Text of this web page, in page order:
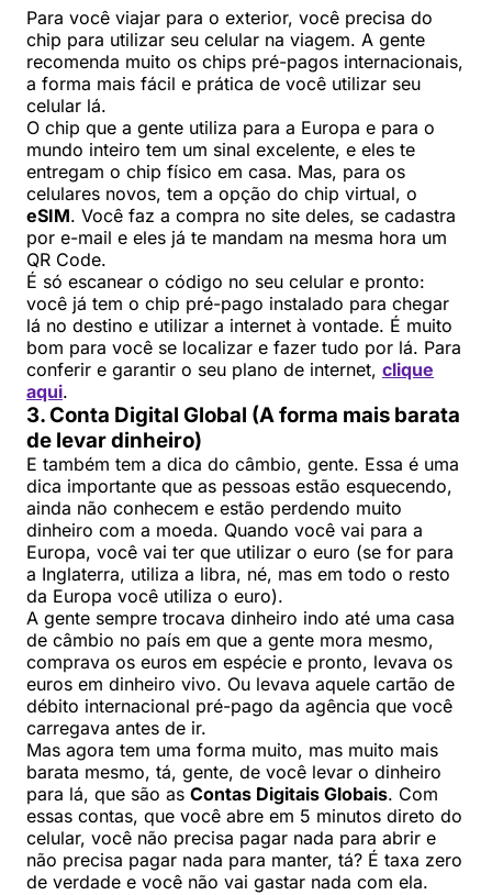
Para você viajar para o exterior, você precisa do
chip para utilizar seu celular na viagem. A gente
recomenda muito os chips pré-pagos internacionais,
a forma mais fácil e prática de você utilizar seu
celular lá.
O chip que a gente utiliza para a Europa e para o
mundo inteiro tem um sinal excelente, e eles te
entregam o chip físico em casa. Mas, para os
celulares novos, tem a opção do chip virtual, o
eSIM. Você faz a compra no site deles, se cadastra
por e-mail e eles já te mandam na mesma hora um
QR Code.
É só escanear o código no seu celular e pronto:
você já tem o chip pré-pago instalado para chegar
lá no destino e utilizar a internet à vontade. É muito
bom para você se localizar e fazer tudo por lá. Para
conferir e garantir o seu plano de internet, clique
aqui.
3. Conta Digital Global (A forma mais barata
de levar dinheiro)
E também tem a dica do câmbio, gente. Essa é uma
dica importante que as pessoas estão esquecendo,
ainda não conhecem e estão perdendo muito
dinheiro com a moeda. Quando você vai para a
Europa, você vai ter que utilizar o euro (se for para
a Inglaterra, utiliza a libra, né, mas em todo o resto
da Europa você utiliza o euro).
A gente sempre trocava dinheiro indo até uma casa
de câmbio no país em que a gente mora mesmo,
comprava os euros em espécie e pronto, levava os
euros em dinheiro vivo. Ou levava aquele cartão de
débito internacional pré-pago da agência que você
carregava antes de ir.
Mas agora tem uma forma muito, mas muito mais
barata mesmo, tá, gente, de você levar o dinheiro
para lá, que são as Contas Digitais Globais. Com
essas contas, que você abre em 5 minutos direto do
celular, você não precisa pagar nada para abrir e
não precisa pagar nada para manter, tá? É taxa zero
de verdade e você não vai gastar nada com ela.